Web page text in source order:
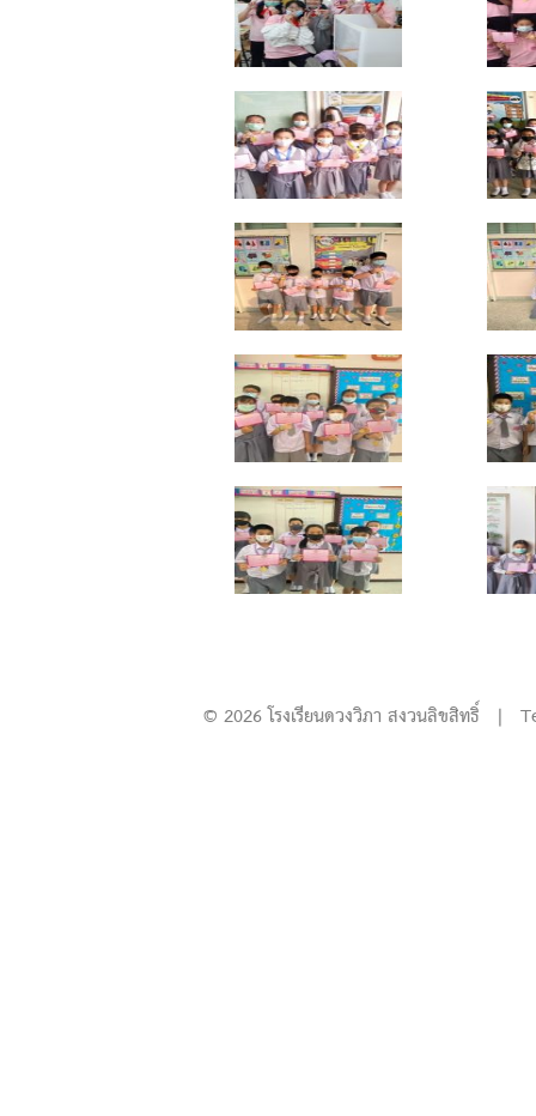
© 2026 โรงเรียนดวงวิภา สงวนลิขสิทธิ์ |